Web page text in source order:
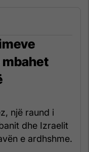
një raund i
dhe Izraelit
e ardhshme.